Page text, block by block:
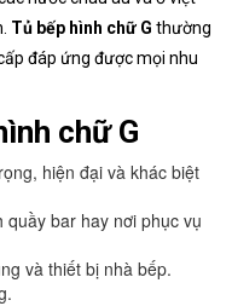
Tủ bếp hình chữ G thường
đáp ứng được mọi nhu
chữ G
hiện đại và khác biệt
bar hay nơi phục vụ
và thiết bị nhà bếp.